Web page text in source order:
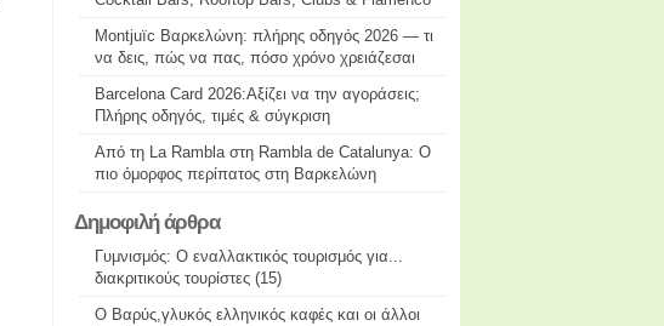
Montjuïc Βαρκελώνη: πλήρης οδηγός 2026 — τι
να δεις, πώς να πας, πόσο χρόνο χρειάζεσαι
Barcelona Card 2026:Αξίζει να την αγοράσεις;
Πλήρης οδηγός, τιμές & σύγκριση
Από τη La Rambla στη Rambla de Catalunya: Ο
πιο όμορφος περίπατος στη Βαρκελώνη
Δημοφιλή άρθρα
Γυμνισμός: Ο εναλλακτικός τουρισμός για...
διακριτικούς τουρίστες (15)
O Βαρύς,γλυκός ελληνικός καφές και οι άλλοι